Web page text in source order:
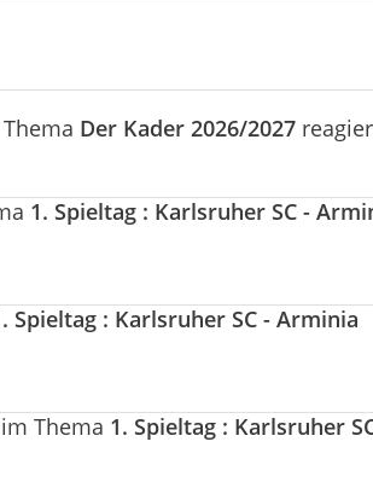
Der Kader 2026/2027
1. Spieltag : Karlsruher SC -
Spieltag : Karlsruher SC - Arminia
im Thema 1. Spieltag : Karlsruher